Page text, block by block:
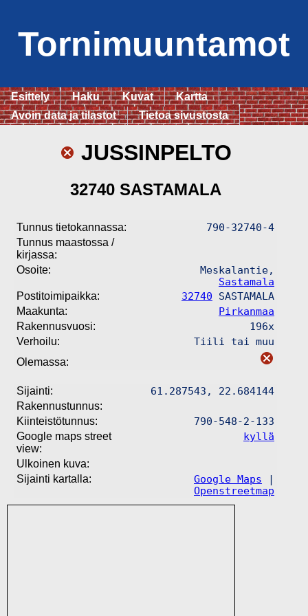
Tornimuuntamot
Esittely Haku Kuvat
Kartta
Avoin data ja tilastot
Tietoa sivustosta
JUSSINPELTO
32740 SASTAMALA
Tunnus tietokannassa:
790-32740-4
Tunnus maastossa /
kirjassa:
Osoite:
Meskalantie,
Sastamala
Postitoimipaikka:
32740 SASTAMALA
Maakunta:
Pirkanmaa
Rakennusvuosi:
196x
Verhoilu:
Tiili tai muu
Olemassa:
Sijainti:
61.287543, 22.684144
Rakennustunnus:
Kiinteistötunnus:
790-548-2-133
Google maps street
view:
kyllä
Ulkoinen kuva:
Sijainti kartalla:
Google Maps |
Openstreetmap